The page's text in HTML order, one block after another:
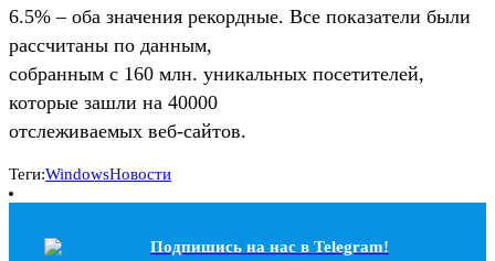
6.5% – оба значения рекордные. Все показатели были
рассчитаны по данным,
собранным с 160 млн. уникальных посетителей,
которые зашли на 40000
отслеживаемых веб-сайтов.
Теги:WindowsНовости
Подпишись на наc в Telegram!